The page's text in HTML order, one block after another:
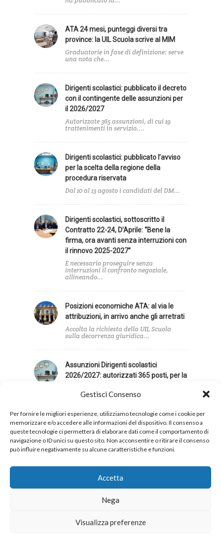
Gestisci Consenso
Per fornire le migliori esperienze, utilizziamo tecnologie come i cookie per
memorizzare e/o accedere alle informazioni del dispositivo. Il consenso a
queste tecnologie ci permetterà di elaborare dati come il comportamento di
navigazione o ID unici su questo sito. Non acconsentire o ritirare il consenso
può influire negativamente su alcune caratteristiche e funzioni.
Accetta
Nega
Visualizza preferenze
ATA 24 mesi, punteggi diversi tra
province: la UIL Scuola scrive al MIM
Graduatorie in fase di definizione: serve
una nota che...
Dirigenti scolastici: pubblicato il decreto
con il contingente delle assunzioni per
il 2026/2027
Autorizzate 365 assunzioni, di cui 19
trattenimenti in servizio....
Dirigenti scolastici: pubblicato l’avviso
per la scelta della regione della
procedura riservata
Dal 10 al 13 agosto i candidati del DM...
Dirigenti scolastici, sottoscritto il
Contratto 22-24, D’Aprile: “Bene la
firma, ora avanti senza interruzioni con
il rinnovo 2025-2027”
È necessario proseguire senza
interruzioni il confronto negoziale,
allineando...
Posizioni economiche ATA: al via le
attribuzioni, in arrivo anche gli arretrati
Accolta la richiesta della UIL Scuola
sulla decorrenza giuridica...
Assunzioni Dirigenti scolastici
2026/2027: autorizzati 365 posti, per la
La UIL Scuola giudica insufficiente il
Cookies